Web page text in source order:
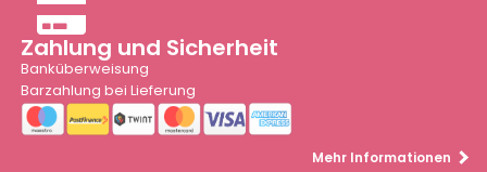
Zahlung und Sicherheit
Banküberweisung
Barzahlung bei Lieferung
Mehr Informationen